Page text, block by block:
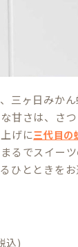
三ヶ日みか
甘さは、さ
げに三代目の
るでスイー
ひとときをお
込)